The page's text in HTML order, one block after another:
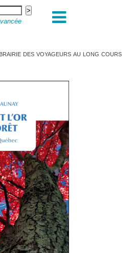
des voyageurs au long cours